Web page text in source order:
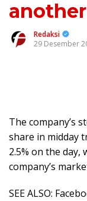
Redaksi
29 Desember
The company’s
share in midday
2.5% on the
company’s
SEE ALSO: